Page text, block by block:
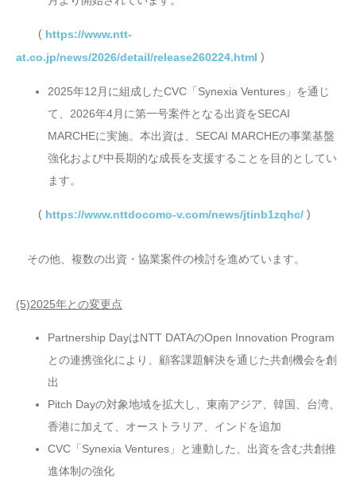
( https://www.ntt-
at.co.jp/news/2026/detail/release260224.html )
2025年12月に組成したCVC「Synexia Ventures」を通じ
て、2026年4月に第一号案件となる出資をSECAI
MARCHEに実施。本出資は、SECAI MARCHEの事業基盤
強化および中長期的な成長を支援することを目的としてい
ます。
( https://www.nttdocomo-v.com/news/jtinb1zqhc/ )
その他、複数の出資・協業案件の検討を進めています。
(5)2025年との変更点
Partnership DayはNTT DATAのOpen Innovation Program
との連携強化により、顧客課題解決を通じた共創機会を創
出
Pitch Dayの対象地域を拡大し、東南アジア、韓国、台湾、
香港に加えて、オーストラリア、インドを追加
CVC「Synexia Ventures」と連動した、出資を含む共創推
進体制の強化